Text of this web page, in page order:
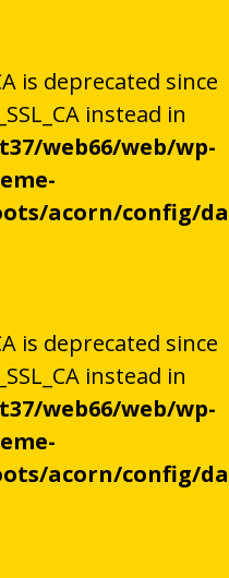
is deprecated since
instead in
web66/web/wp-
acorn/config/
is deprecated since
instead in
web66/web/wp-
acorn/config/